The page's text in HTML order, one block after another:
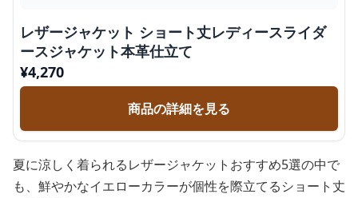
レザージャケット ショート丈レディースライダ
ースジャケット本革仕立て
¥4,270
商品の詳細を見る
夏に涼しく着られるレザージャケットおすすめ5選の中で
も、鮮やかなイエローカラーが個性を際立てるショート丈